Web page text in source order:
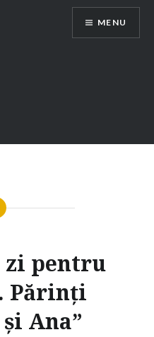
MENU
zi pentru
Părinți
Ana”